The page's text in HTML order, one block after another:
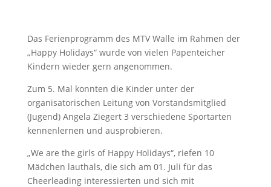
Das Ferienprogramm des MTV Walle im Rahmen der
„Happy Holidays“ wurde von vielen Papenteicher
Kindern wieder gern angenommen.
Zum 5. Mal konnten die Kinder unter der
organisatorischen Leitung von Vorstandsmitglied
(Jugend) Angela Ziegert 3 verschiedene Sportarten
kennenlernen und ausprobieren.
„We are the girls of Happy Holidays“, riefen 10
Mädchen lauthals, die sich am 01. Juli für das
Cheerleading interessierten und sich mit